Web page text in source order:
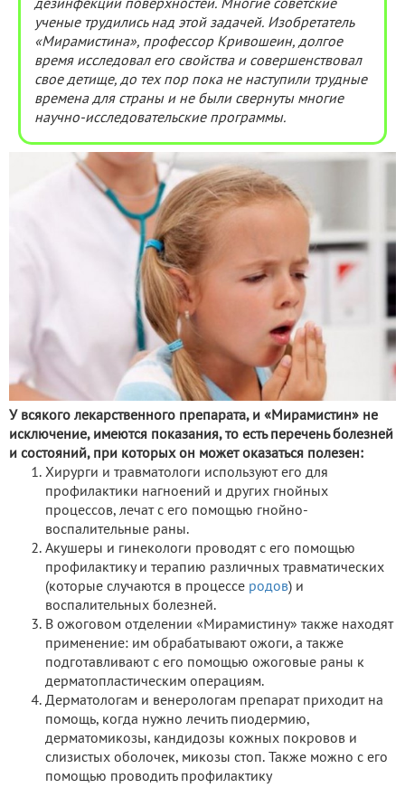
дезинфекции поверхностей. Многие советские
ученые трудились над этой задачей. Изобретатель
«Мирамистина», профессор Кривошеин, долгое
время исследовал его свойства и совершенствовал
свое детище, до тех пор пока не наступили трудные
времена для страны и не были свернуты многие
научно-исследовательские программы.
У всякого лекарственного препарата, и «Мирамистин» не
исключение, имеются показания, то есть перечень болезней
и состояний, при которых он может оказаться полезен:
Хирурги и травматологи используют его для
профилактики нагноений и других гнойных
процессов, лечат с его помощью гнойно-
воспалительные раны.
Акушеры и гинекологи проводят с его помощью
профилактику и терапию различных травматических
(которые случаются в процессе родов) и
воспалительных болезней.
В ожоговом отделении «Мирамистину» также находят
применение: им обрабатывают ожоги, а также
подготавливают с его помощью ожоговые раны к
дерматопластическим операциям.
Дерматологам и венерологам препарат приходит на
помощь, когда нужно лечить пиодермию,
дерматомикозы, кандидозы кожных покровов и
слизистых оболочек, микозы стоп. Также можно с его
помощью проводить профилактику